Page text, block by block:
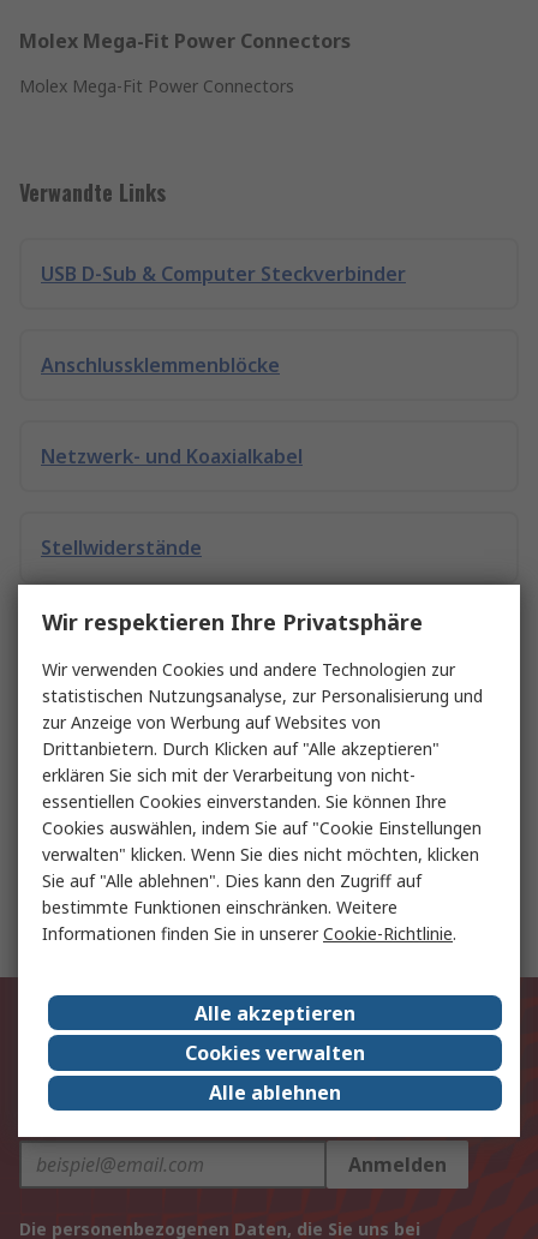
Molex Mega-Fit Power Connectors
Molex Mega-Fit Power Connectors
Verwandte Links
USB D-Sub & Computer Steckverbinder
Anschlussklemmenblöcke
Netzwerk- und Koaxialkabel
Stellwiderstände
Festwiderstände
Stromversorgung
Drehgeber
LED-Beleuchtungskomponenten
Exklusiv für Sie unsere neuesten
Produkte und Angebote
E-Mail-Anschrift
Anmelden
Die personenbezogenen Daten, die Sie uns bei
Wir respektieren Ihre Privatsphäre
Wir verwenden Cookies und andere Technologien zur
statistischen Nutzungsanalyse, zur Personalisierung und
zur Anzeige von Werbung auf Websites von
Drittanbietern. Durch Klicken auf "Alle akzeptieren"
erklären Sie sich mit der Verarbeitung von nicht-
essentiellen Cookies einverstanden. Sie können Ihre
Cookies auswählen, indem Sie auf "Cookie Einstellungen
verwalten" klicken. Wenn Sie dies nicht möchten, klicken
Sie auf "Alle ablehnen". Dies kann den Zugriff auf
bestimmte Funktionen einschränken. Weitere
Informationen finden Sie in unsererCookie-Richtlinie.
Alle akzeptieren
Cookies verwalten
Alle ablehnen